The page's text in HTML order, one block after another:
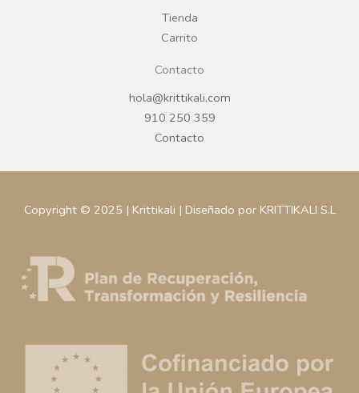
Tienda
Carrito
Contacto
hola@krittikali.com
910 250 359
Contacto
Copyright © 2025 | Krittikali | Diseñado por KRITTIKALI S.L